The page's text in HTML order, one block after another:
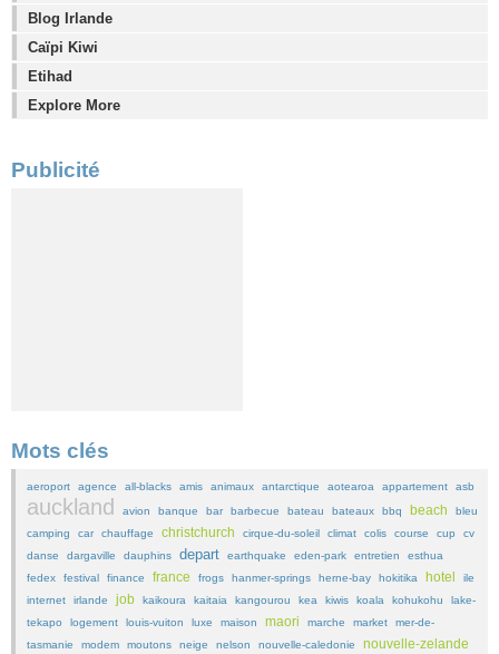
Blog Irlande
Caïpi Kiwi
Etihad
Explore More
Publicité
Mots clés
aeroport agence all-blacks amis animaux antarctique aotearoa appartement asb
auckland avion banque bar barbecue bateau bateaux bbq beach
bleu
camping
car chauffage christchurch cirque-du-soleil climat colis course cup
cv
danse
dargaville dauphins depart earthquake eden-park entretien
esthua
fedex
festival finance france frogs hanmer-springs herne-bay hokitika hotel
ile
internet
irlande job kaikoura kaitaia kangourou kea kiwis koala kohukohu
lake-
tekapo
logement louis-vuiton luxe maison maori marche market
mer-de-
tasmanie
modem moutons neige nelson nouvelle-caledonie nouvelle-zelande